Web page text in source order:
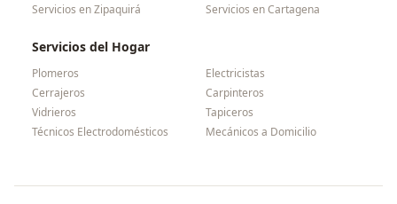
Servicios enZipaquirá Servicios enCartagena
Servicios del Hogar
Plomeros
Electricistas
Cerrajeros
Carpinteros
Vidrieros
Tapiceros
Técnicos Electrodomésticos
Mecánicos a Domicilio